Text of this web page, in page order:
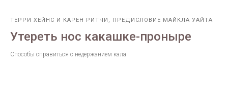
ТЕРРИ ХЕЙНС И КАРЕН РИТЧИ, ПРЕДИСЛОВИЕ МАЙКЛА УАЙТА
Утереть нос какашке-проныре
Способы справиться с недержанием кала